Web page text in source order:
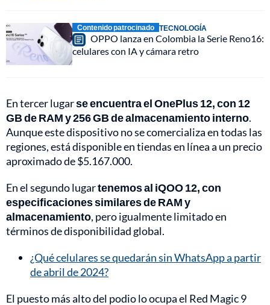
Contenido patrocinado TECNOLOGÍA
OPPO lanza en Colombia la Serie Reno16:
celulares con IA y cámara retro
En tercer lugarse encuentra el OnePlus 12, con 12
GB de RAM y 256 GB de almacenamiento interno.
Aunque este dispositivo no se comercializa en todas las
regiones, está disponible en tiendas en línea a un precio
aproximado de $5.167.000.
En el segundo lugartenemos al iQOO 12, con
especificaciones similares de RAM y
almacenamiento, pero igualmente limitado en
términos de disponibilidad global.
¿Qué celulares se quedarán sin WhatsApp a partir
de abril de 2024?
El puesto más alto del podio lo ocupa el Red Magic 9